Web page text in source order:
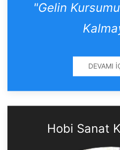
"Gelin
DEVAMI
Hobi Sanat